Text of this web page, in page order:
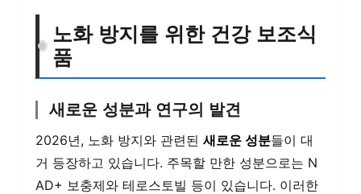
노화 방지를 위한 건강 보조식
품
새로운 성분과 연구의 발견
2026년, 노화 방지와 관련된 새로운 성분들이 대
거 등장하고 있습니다. 주목할 만한 성분으로는 N
AD+ 보충제와 테로스토빌 등이 있습니다. 이러한